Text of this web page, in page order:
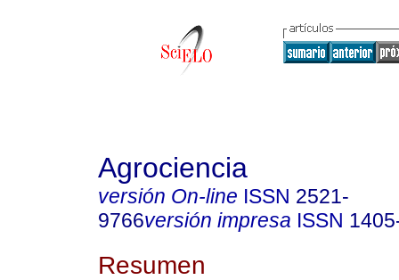
Agrociencia
versión On-line ISSN 2521-
9766versión impresa ISSN
Resumen